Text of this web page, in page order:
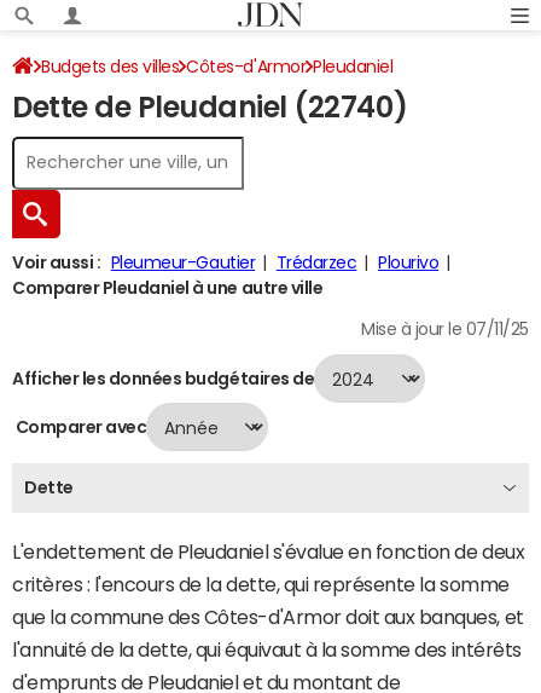
Budgets des villes Côtes-d'Armor Pleudaniel
Dette au 31/12/2024
Dette de Pleudaniel (22740)
Voir aussi : Pleumeur-Gautier Trédarzec
Plourivo
Comparer Pleudaniel à une autre ville
Mise à jour le 07/11/25
Afficher les données budgétaires de
Comparer avec
Dette
L'endettement de Pleudaniel s'évalue en fonction de deux
critères : l'encours de la dette, qui représente la somme
que la commune des Côtes-d'Armor doit aux banques, et
l'annuité de la dette, qui équivaut à la somme des intérêts
d'emprunts de Pleudaniel et du montant de